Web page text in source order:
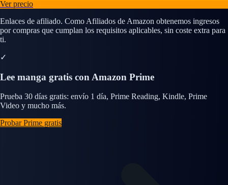
Ver precio
Enlaces de afiliado. Como Afiliados de Amazon obtenemos ingresos
por compras que cumplan los requisitos aplicables, sin coste extra para
ti.
✓
Lee manga gratis con Amazon Prime
Prueba 30 días gratis: envío 1 día, Prime Reading, Kindle, Prime
Video y mucho más.
Probar Prime gratis